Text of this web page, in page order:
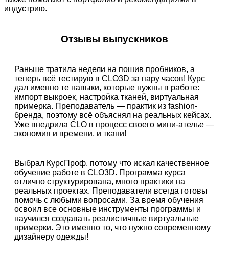
индустрию.
Отзывы выпускников
Раньше тратила недели на пошив пробников, а
теперь всё тестирую в CLO3D за пару часов! Курс
дал именно те навыки, которые нужны в работе:
импорт выкроек, настройка тканей, виртуальная
примерка. Преподаватель — практик из fashion-
бренда, поэтому всё объяснял на реальных кейсах.
Уже внедрила CLO в процесс своего мини-ателье —
экономия и времени, и ткани!
Выбрал КурсПроф, потому что искал качественное
обучение работе в CLO3D. Программа курса
отлично структурирована, много практики на
реальных проектах. Преподаватели всегда готовы
помочь с любыми вопросами. За время обучения
освоил все основные инструменты программы и
научился создавать реалистичные виртуальные
примерки. Это именно то, что нужно современному
дизайнеру одежды!